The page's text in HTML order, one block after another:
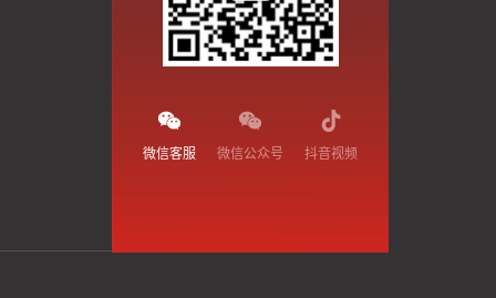
微信客服 微信公众号 抖音视频